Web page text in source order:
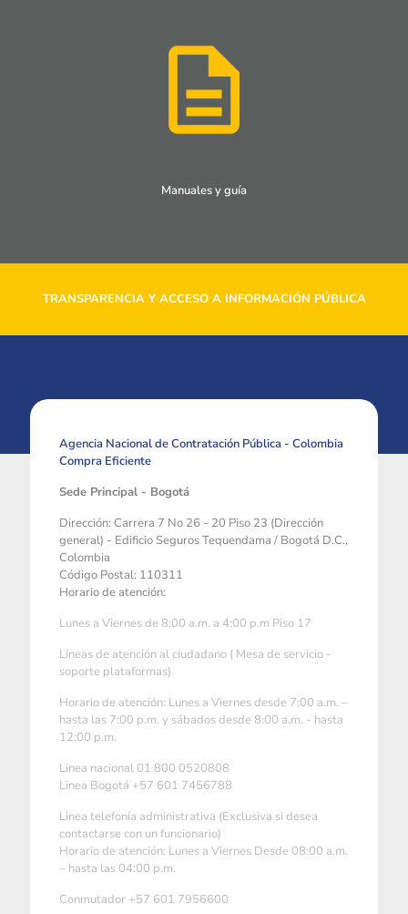
Manuales y guía
TRANSPARENCIA Y ACCESO A INFORMACIÓN PÚBLICA
Agencia Nacional de Contratación Pública - Colombia
Compra Eficiente
Sede Principal - Bogotá
Dirección: Carrera 7 No 26 - 20 Piso 23 (Dirección
general) - Edificio Seguros Tequendama / Bogotá D.C.,
Colombia
Código Postal: 110311
Horario de atención:
Lunes a Viernes de 8:00 a.m. a 4:00 p.m Piso 17
Líneas de atención al ciudadano ( Mesa de servicio -
soporte plataformas)
Horario de atención: Lunes a Viernes desde 7:00 a.m. –
hasta las 7:00 p.m. y sábados desde 8:00 a.m. - hasta
12:00 p.m.
Linea nacional 01 800 0520808
Linea Bogotá +57 601 7456788
Linea telefonía administrativa (Exclusiva si desea
contactarse con un funcionario)
Horario de atención: Lunes a Viernes Desde 08:00 a.m.
– hasta las 04:00 p.m.
Conmutador +57 601 7956600